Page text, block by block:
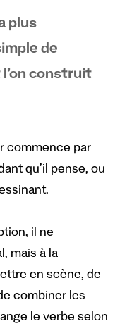
plus
de
construit
commence par
qu’il pense, ou
il ne
mais à la
en scène, de
combiner les
le verbe selon